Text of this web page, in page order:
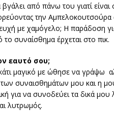
από πάνω του γιατί είναι
την Αμπελοκουτσούρα
με χαμόγελο; Η παράδοση
συναίσθημα έρχεται στο πικ.
εαυτό σου;
κάτι μαγικό με ώθησε να
συναισθημάτων μου και η
για να συνοδεύει τα δικά μου
λυτρωμός.